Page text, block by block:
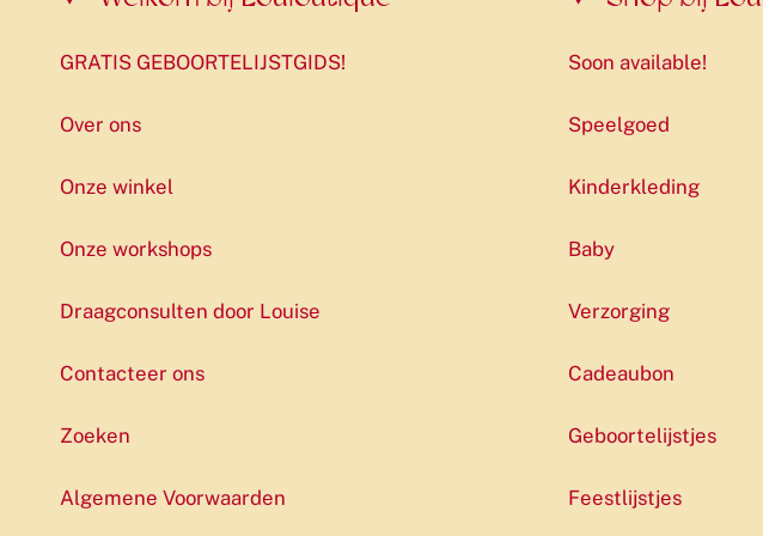
GRATIS GEBOORTELIJSTGIDS!
Over ons
Onze winkel
Onze workshops
Draagconsulten door Louise
Contacteer ons
Zoeken
Algemene Voorwaarden
Soon available!
Speelgoed
Kinderkleding
Baby
Verzorging
Cadeaubon
Geboortelijstjes
Feestlijstjes